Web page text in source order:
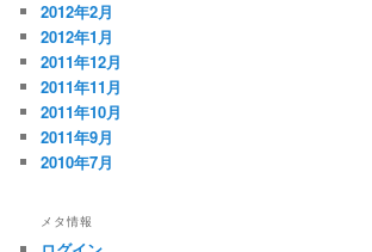
2012年2月
2012年1月
2011年12月
2011年11月
2011年10月
2011年9月
2010年7月
メタ情報